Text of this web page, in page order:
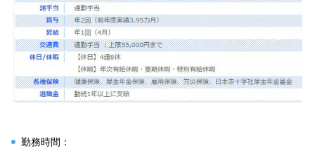
勤務時間：